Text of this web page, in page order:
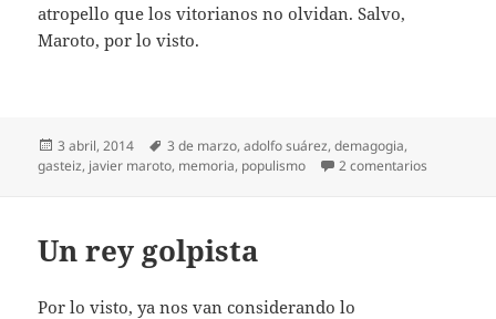
atropello que los vitorianos no olvidan. Salvo,
Maroto, por lo visto.
Publicado
el
3 abril, 2014 Etiquetas
3 de marzo,adolfo suárez,demagogia,
gasteiz, javier maroto, memoria, populismo 2 comentarios
Un rey golpista
Por lo visto, ya nos van considerando lo